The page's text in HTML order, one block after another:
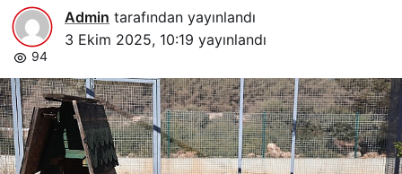
Admin tarafından yayınlandı
3 Ekim 2025, 10:19 yayınlandı
94